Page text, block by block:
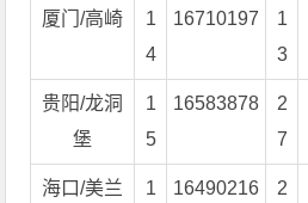
厦门/高崎
1
4
16710197
1
3
贵阳/龙洞
堡
1
5
16583878
2
7
海口/美兰
1
16490216
2